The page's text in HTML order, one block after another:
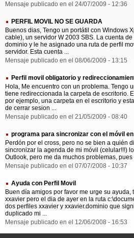
Mensaje publicado en el 24/07/2009 - 12:36
PERFIL MOVIL NO SE GUARDA
Buenos dias, Tengo un portátil con Windows
cable), un servidor W 2003 SBS. La cuenta
dominio y le he asignado una ruta de perfil
servidor. Esta cuenta ...
Mensaje publicado en el 08/06/2009 - 13:15
Perfil movil obligatorio y
Hola, Me encuentro con un problema. Tengo
tiene redireccionada la carpeta de escritorio.
por ejemplo, una carpeta en el escritorio y
de cerrar sesion ...
Mensaje publicado en el 21/05/2009 - 08:40
programa para sincronizar con el móvil
Perdón por el cross, pero no se bien a quién
sincronizar la agenda de mi móvil (celular!!!)
Outlook, pero me da muchos problemas,
Mensaje publicado en el 07/07/2008 - 10:37
Ayuda con Perfil Movil
Buen día amigos por favor me urge su
xxavier pero el dia de ayer en la ruta
dos perfiles xxavier y xxavier.dominio que
duplicado mi ...
Mensaje publicado en el 12/06/2008 - 16:53